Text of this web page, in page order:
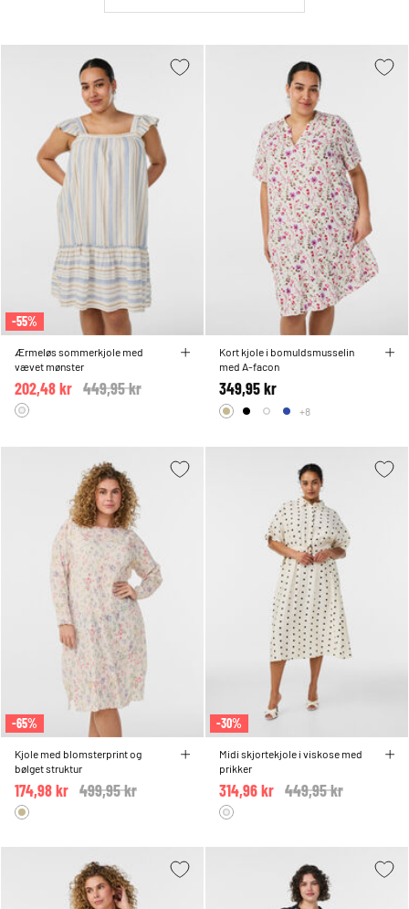
-55%
Ærmeløs sommerkjole med
vævet mønster
Price reduced from
449,95 kr
202,48 kr
Kort kjole i bomuldsmusselin
med A-facon
349,95 kr
+8
-65%
Kjole med blomsterprint og
bølget struktur
Price reduced from
499,95 kr
174,98 kr
-30%
Midi skjortekjole i viskose med
prikker
Price reduced from
449,95 kr
314,96 kr